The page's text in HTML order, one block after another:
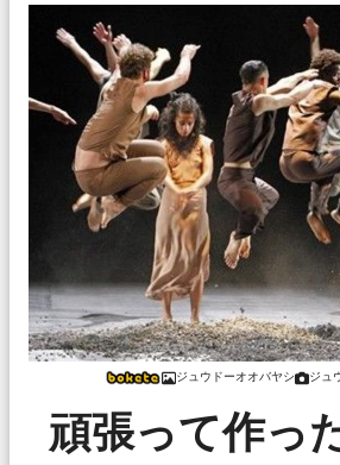
ジュウドーオオバヤシ ジュ
頑張って作っ